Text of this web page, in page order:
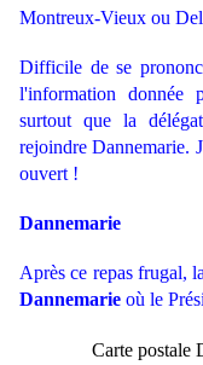
Montreux-Vieux ou
Difficile de se
l'information donnée
surtout que la
rejoindre Dannemarie.
ouvert !
Dannemarie
Après ce repas frugal,
Dannemarie où le
Carte postale